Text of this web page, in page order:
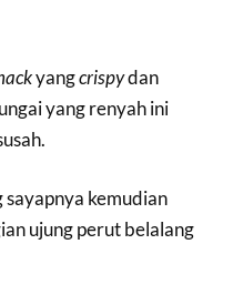
yangcrispydan
yang renyah ini
kemudian
ujung perut belalang